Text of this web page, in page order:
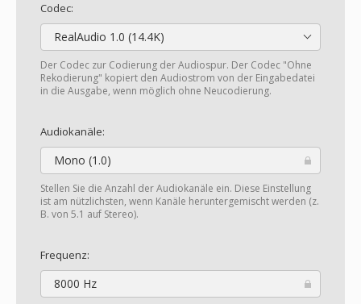
Codec:
RealAudio 1.0 (14.4K)
Der Codec zur Codierung der Audiospur. Der Codec "Ohne
Rekodierung" kopiert den Audiostrom von der Eingabedatei
in die Ausgabe, wenn möglich ohne Neucodierung.
Audiokanäle:
Mono (1.0)
Stellen Sie die Anzahl der Audiokanäle ein. Diese Einstellung
ist am nützlichsten, wenn Kanäle heruntergemischt werden (z.
B. von 5.1 auf Stereo).
Frequenz:
8000 Hz